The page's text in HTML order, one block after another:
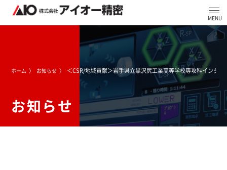
ホーム お知らせ ＜CSR/地域貢献＞岩手県立黒沢尻工業高等学校専攻科インター
お知らせ